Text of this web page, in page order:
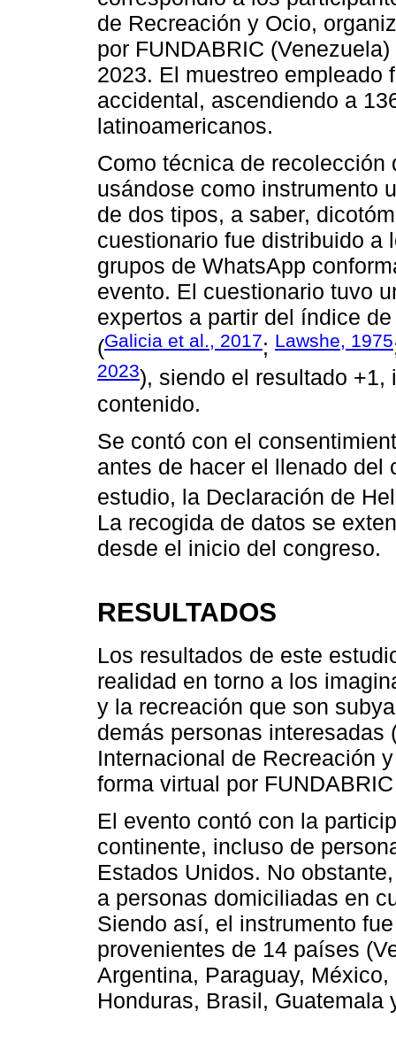
de Recreación y Ocio,
por FUNDABRIC
2023. El muestreo empleado
accidental, ascendiendo a
latinoamericanos.
Como técnica de
usándose como instrumento
de dos tipos, a saber,
cuestionario fue distribuido a
grupos de WhatsApp
evento. El cuestionario tuvo
expertos a partir del índice
(Galicia et al., 2017; Lawshe, 1975
2023), siendo el resultado
contenido.
Se contó con el
antes de hacer el llenado del
estudio, la Declaración de
La recogida de datos se
desde el inicio del congreso.
RESULTADOS
Los resultados de este
realidad en torno a los
y la recreación que son
demás personas interesadas
Internacional de Recreación
forma virtual por
El evento contó con la
continente, incluso de
Estados Unidos. No
a personas domiciliadas en
Siendo así, el instrumento
provenientes de 14 países
Argentina, Paraguay,
Honduras, Brasil,